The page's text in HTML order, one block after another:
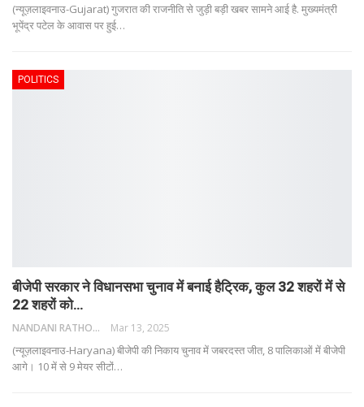
(न्यूज़लाइवनाउ-Gujarat) गुजरात की राजनीति से जुड़ी बड़ी खबर सामने आई है. मुख्यमंत्री
भूपेंद्र पटेल के आवास पर हुई…
POLITICS
बीजेपी सरकार ने विधानसभा चुनाव में बनाई हैट्रिक, कुल 32 शहरों में से
22 शहरों को…
NANDANI RATHORE Mar 13, 2025
(न्यूज़लाइवनाउ-Haryana) बीजेपी की निकाय चुनाव में जबरदस्त जीत, 8 पालिकाओं में बीजेपी
आगे। 10 में से 9 मेयर सीटों…